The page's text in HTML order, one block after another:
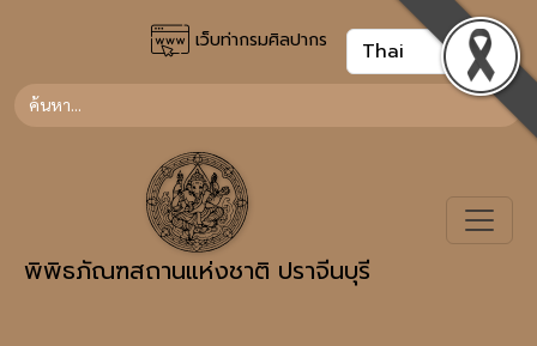
เว็บท่ากรมศิลปากร
พิพิธภัณฑสถานแห่งชาติ ปราจีนบุรี